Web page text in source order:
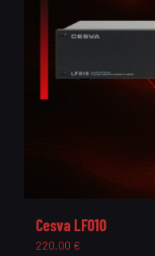
Cesva LF010
220,00 €